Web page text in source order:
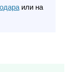
или на